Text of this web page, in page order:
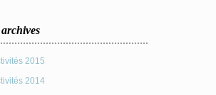
2015
2014